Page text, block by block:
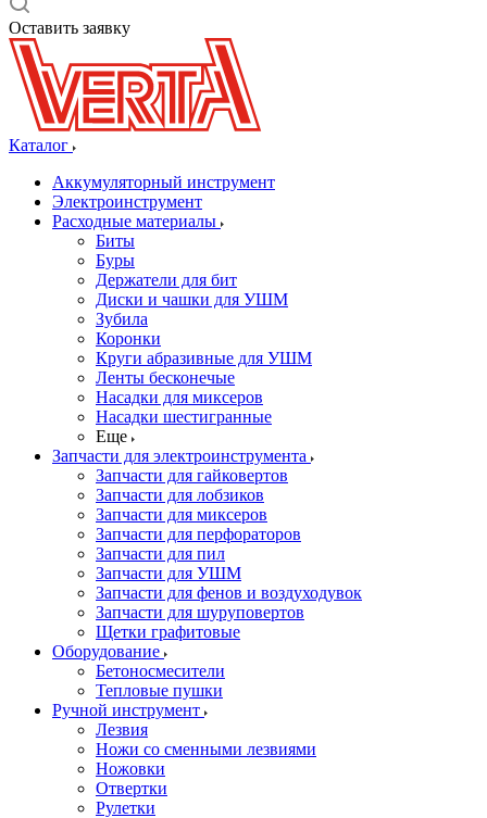
Оставить заявку
Каталог
Аккумуляторный инструмент
Электроинструмент
Расходные материалы
Биты
Буры
Держатели для бит
Диски и чашки для УШМ
Зубила
Коронки
Круги абразивные для УШМ
Ленты бесконечые
Насадки для миксеров
Насадки шестигранные
Еще
Запчасти для электроинструмента
Запчасти для гайковертов
Запчасти для лобзиков
Запчасти для миксеров
Запчасти для перфораторов
Запчасти для пил
Запчасти для УШМ
Запчасти для фенов и воздуходувок
Запчасти для шуруповертов
Щетки графитовые
Оборудование
Бетоносмесители
Тепловые пушки
Ручной инструмент
Лезвия
Ножи со сменными лезвиями
Ножовки
Отвертки
Рулетки